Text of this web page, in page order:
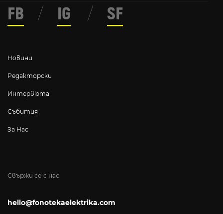
Свържи се с нас
hello@fonotekaelektrika.com
Новини
Редакторски
Интервюта
Събития
За Нас
FB / IG / SF